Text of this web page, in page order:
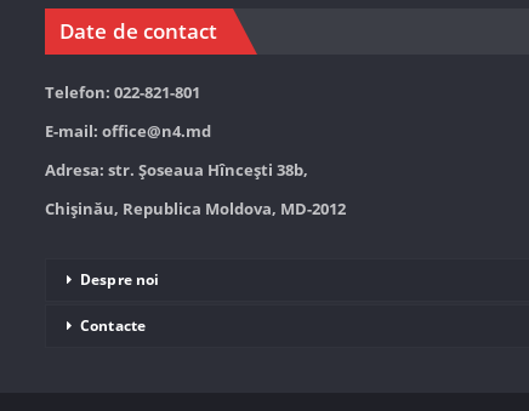
Date de contact
Telefon: 022-821-801
E-mail: office@n4.md
Adresa: str. Șoseaua Hînceşti 38b,
Chișinău, Republica Moldova, MD-2012
Despre noi
Contacte